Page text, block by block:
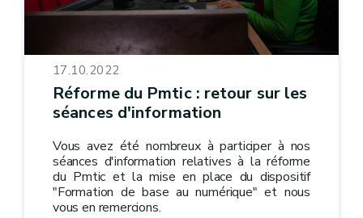
17.10.2022
Réforme du Pmtic : retour sur les
séances d'information
Vous avez été nombreux à participer à nos
séances d'information relatives à la réforme
du Pmtic et la mise en place du dispositif
"Formation de base au numérique" et nous
vous en remercions.